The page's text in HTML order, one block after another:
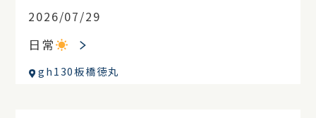
2026/07/29
日常
gh130板橋徳丸